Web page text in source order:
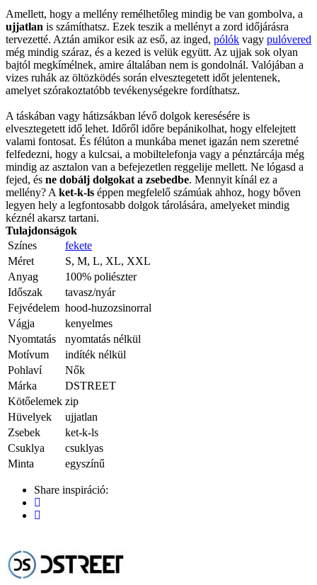
Amellett, hogy a mellény remélhetőleg mindig be van gombolva, a
ujjatlan is számíthatsz. Ezek teszik a mellényt a zord időjárásra
tervezetté. Aztán amikor esik az eső, az inged, pólók vagy pulóvered
még mindig száraz, és a kezed is velük együtt. Az ujjak sok olyan
bajtól megkímélnek, amire általában nem is gondolnál. Valójában a
vizes ruhák az öltözködés során elvesztegetett időt jelentenek,
amelyet szórakoztatóbb tevékenységekre fordíthatsz.
A táskában vagy hátizsákban lévő dolgok keresésére is
elvesztegetett idő lehet. Időről időre bepánikolhat, hogy elfelejtett
valami fontosat. És félúton a munkába menet igazán nem szeretné
felfedezni, hogy a kulcsai, a mobiltelefonja vagy a pénztárcája még
mindig az asztalon van a befejezetlen reggelije mellett. Ne lógasd a
fejed, és ne dobálj dolgokat a zsebedbe. Mennyit kínál ez a
mellény? A ket-k-ls éppen megfelelő számúak ahhoz, hogy bőven
legyen hely a legfontosabb dolgok tárolására, amelyeket mindig
kéznél akarsz tartani.
Tulajdonságok
Színes
fekete
Méret
S, M, L, XL, XXL
Anyag
100% poliészter
Időszak
tavasz/nyár
Fejvédelem hood-huzozsinorral
Vágja
kenyelmes
Nyomtatás
nyomtatás nélkül
Motívum
indíték nélkül
Pohlaví
Nők
Márka
DSTREET
Kötőelemek zip
Hüvelyek
ujjatlan
Zsebek
ket-k-ls
Csuklya
csuklyas
Minta
egyszínű
Share inspiráció: